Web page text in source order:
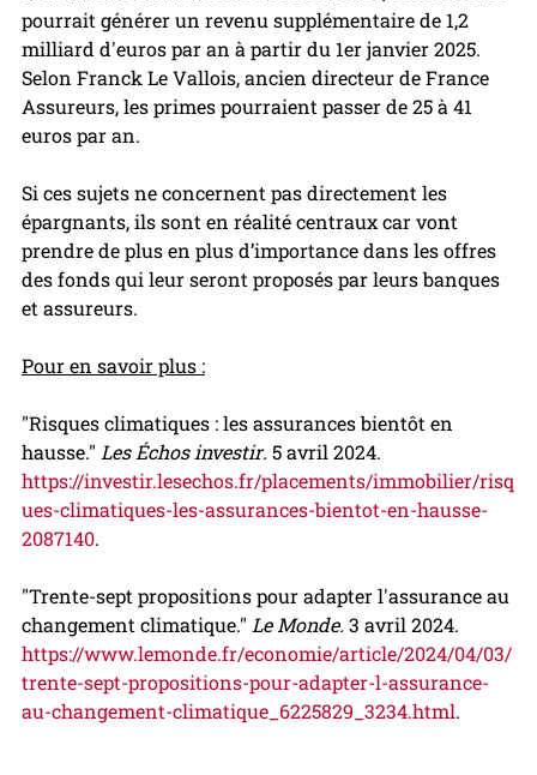
pourrait générer un revenu supplémentaire de 1,2
milliard d'euros par an à partir du 1er janvier 2025.
Selon Franck Le Vallois, ancien directeur de France
Assureurs, les primes pourraient passer de 25 à 41
euros par an.
Si ces sujets ne concernent pas directement les
épargnants, ils sont en réalité centraux car vont
prendre de plus en plus d’importance dans les offres
des fonds qui leur seront proposés par leurs banques
et assureurs.
Pour en savoir plus :
"Risques climatiques : les assurances bientôt en
hausse." Les Échos investir. 5 avril 2024.
https://investir.lesechos.fr/placements/immobilier/risq
ues-climatiques-les-assurances-bientot-en-hausse-
2087140.
"Trente-sept propositions pour adapter l'assurance au
changement climatique." Le Monde. 3 avril 2024.
https://www.lemonde.fr/economie/article/2024/04/03/
trente-sept-propositions-pour-adapter-l-assurance-
au-changement-climatique_6225829_3234.html.